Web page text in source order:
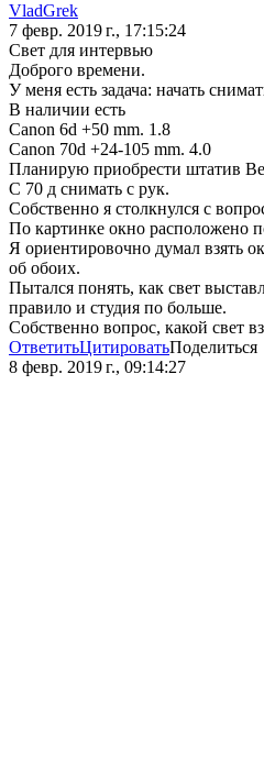
VladGrek
7 февр. 2019 г., 17:15:24
Свет для интервью
Доброго времени.
У меня есть задача: начать
В наличии есть
Canon 6d +50 mm. 1.8
Canon 70d +24-105 mm. 4.0
Планирую приобрести штатив
С 70 д снимать с рук.
Собственно я столкнулся с
По картинке окно расположено
Я ориентировочно думал взять
об обоих.
Пытался понять, как свет
правило и студия по больше.
Собственно вопрос, какой свет
ОтветитьЦитироватьПоделиться
8 февр. 2019 г., 09:14:27